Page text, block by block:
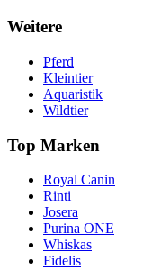
Weitere
Pferd
Kleintier
Aquaristik
Wildtier
Top Marken
Royal Canin
Rinti
Josera
Purina ONE
Whiskas
Fidelis